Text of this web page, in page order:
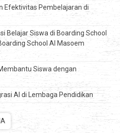
Efektivitas Pembelajaran di
Belajar Siswa di Boarding School
School Al Masoem
Siswa dengan
AI di Lembaga Pendidikan